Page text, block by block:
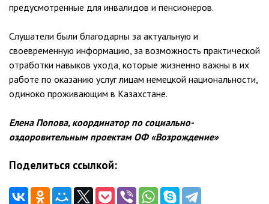
предусмотренные для инвалидов и пенсионеров.
Слушатели были благодарны за актуальную и
своевременную информацию, за возможность практической
отработки навыков ухода, которые жизненно важны в их
работе по оказанию услуг лицам немецкой национальности,
одиноко проживающим в Казахстане.
Елена Попова, координатор по социально-
оздоровительным проектам ОФ «Возрождение»
Поделиться ссылкой: